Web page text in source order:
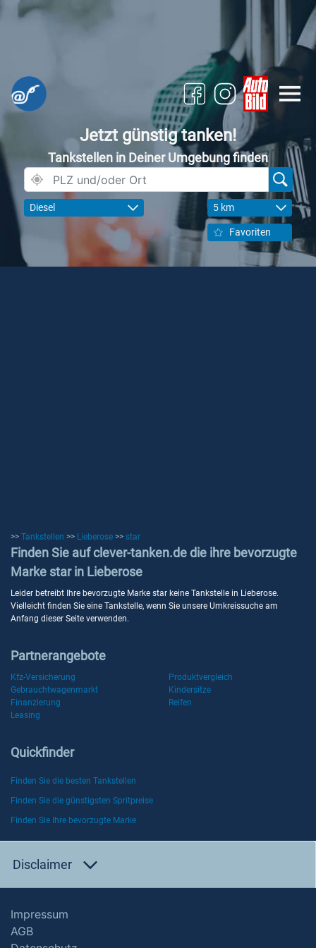
Jetzt günstig tanken!
Tankstellen in Deiner Umgebung finden
Diesel 5 km
Favoriten
>> Tankstellen >> Lieberose >> star
Finden Sie auf clever-tanken.de die ihre bevorzugte
Marke star in Lieberose
Leider betreibt Ihre bevorzugte Marke star keine Tankstelle in Lieberose.
Vielleicht finden Sie eine Tankstelle, wenn Sie unsere Umkreissuche am
Anfang dieser Seite verwenden.
Partnerangebote
Kfz-Versicherung
Produktvergleich
Gebrauchtwagenmarkt
Kindersitze
Finanzierung
Reifen
Leasing
Quickfinder
Finden Sie die besten Tankstellen
Finden Sie die günstigsten Spritpreise
Finden Sie Ihre bevorzugte Marke
Disclaimer
Impressum
AGB